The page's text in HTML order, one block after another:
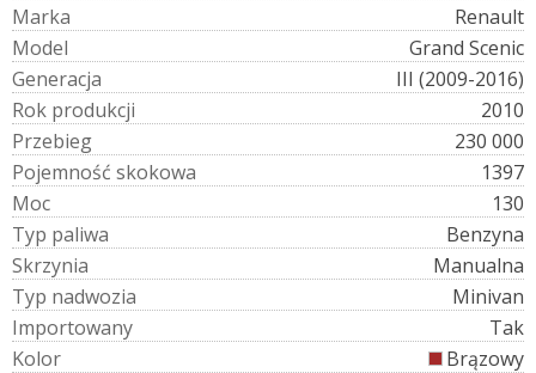
Marka
Renault
Model
Grand Scenic
Generacja
III (2009-2016)
Rok produkcji
2010
Przebieg
230 000
Pojemność skokowa
1397
Moc
130
Typ paliwa
Benzyna
Skrzynia
Manualna
Typ nadwozia
Minivan
Importowany
Tak
Kolor
Brązowy